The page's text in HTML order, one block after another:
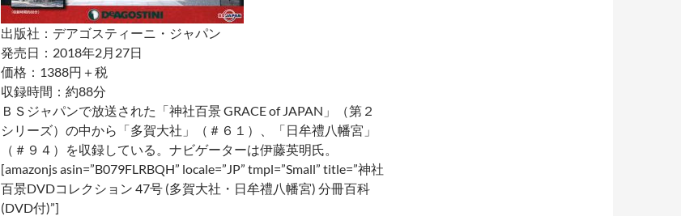
出版社：デアゴスティーニ・ジャパン
発売日：2018年2月27日
価格：1388円＋税
収録時間：約88分
ＢＳジャパンで放送された「神社百景 GRACE of JAPAN」（第２
シリーズ）の中から「多賀大社」（＃６１）、「日牟禮八幡宮」
（＃９４）を収録している。ナビゲーターは伊藤英明氏。
[amazonjs asin=”B079FLRBQH” locale=”JP” tmpl=”Small” title=”神社
百景DVDコレクション 47号 (多賀大社・日牟禮八幡宮) 分冊百科
(DVD付)”]